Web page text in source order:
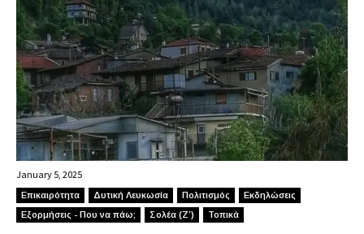
January 5, 2025
Επικαιρότητα Δυτική Λευκωσία Πολιτισμός
Εκδηλώσεις
Εξορμήσεις - Που να πάω;
Σολέα (Ζ’) Τοπικά